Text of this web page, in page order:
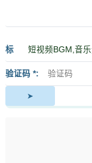
标
签
验证码 *